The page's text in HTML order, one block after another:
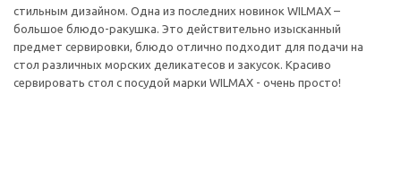
стильным дизайном. Одна из последних новинок WILMAX –
большое блюдо-ракушка. Это действительно изысканный
предмет сервировки, блюдо отлично подходит для подачи на
стол различных морских деликатесов и закусок. Красиво
сервировать стол с посудой марки WILMAX - очень просто!